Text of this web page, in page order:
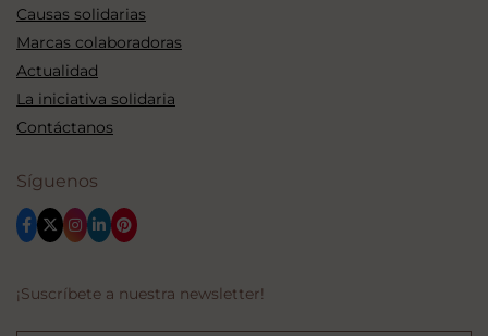
Causas solidarias
Marcas colaboradoras
Actualidad
La iniciativa solidaria
Contáctanos
Síguenos
¡Suscríbete a nuestra newsletter!